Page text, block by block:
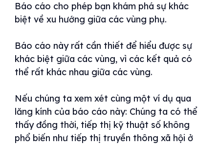
Báo cáo cho phép bạn khám phá sự khác
biệt về xu hướng giữa các vùng phụ.
Báo cáo này rất cần thiết để hiểu được sự
khác biệt giữa các vùng, vì các kết quả có
thể rất khác nhau giữa các vùng.
Nếu chúng ta xem xét cùng một ví dụ qua
lăng kính của báo cáo này: Chúng ta có thể
thấy đồng thời, tiếp thị kỹ thuật số không
phổ biến như tiếp thị truyền thông xã hội ở